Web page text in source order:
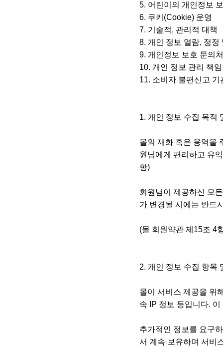
5. 어린이의 개인정보
6. 쿠키(Cookie) 운영
7. 기술적, 관리적 대책
8. 개인 정보 열람, 정
9. 개인정보 보호 문의처
10. 개인 정보 관리 책
11. 소비자 불편신고
1. 개인 정보 수집 목적
몰의 재화 혹은 용역을
원님에게 편리하고 유
항)
회원님이 제공하신 모
가 변경될 시에는 반드
(몰 회원약관 제15조 4
2. 개인 정보 수집 항목
몰이 서비스 제공을 위
속 IP 정보 등입니다.
추가적인 정보를 요구
서 계속 보유하며 서비